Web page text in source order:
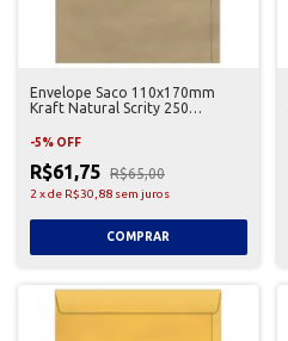
Envelope Saco 110x170mm
Kraft Natural Scrity 250
-5% OFF
R$61,75 R$65,00
2 xde R$30,88 sem juros